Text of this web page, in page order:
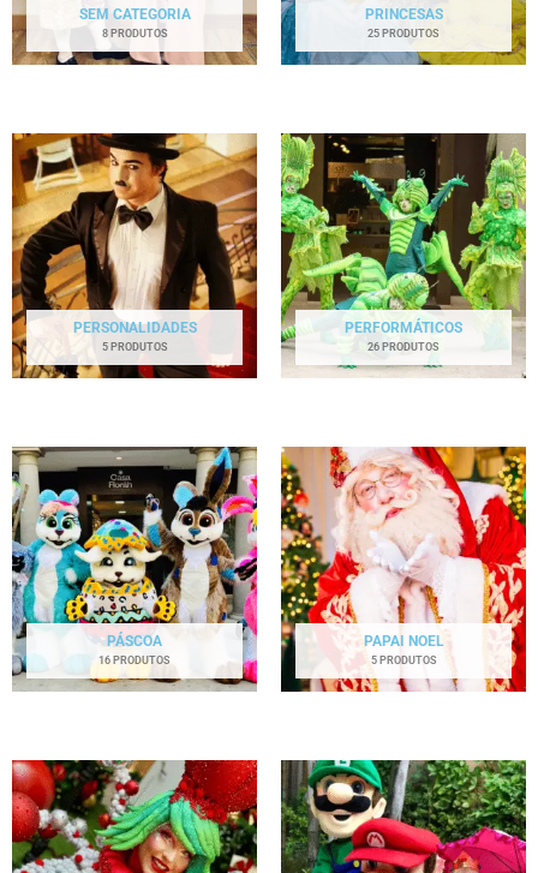
SEM CATEGORIA
8 PRODUTOS
PRINCESAS
25 PRODUTOS
PERSONALIDADES
5 PRODUTOS
PERFORMÁTICOS
26 PRODUTOS
PÁSCOA
16 PRODUTOS
PAPAI NOEL
5 PRODUTOS